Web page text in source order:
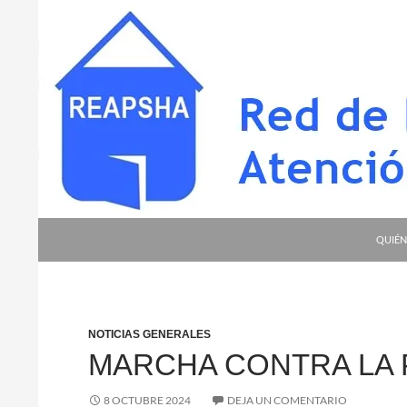
Red de Entidades para la Atención a
NOTICIAS GENERALES
MARCHA CONTRA LA
8 OCTUBRE 2024 DEJA UN COMENTARIO